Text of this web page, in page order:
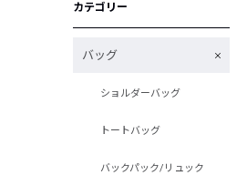
カテゴリー
バッグ
ショルダーバッグ
トートバッグ
バックパック/リュック